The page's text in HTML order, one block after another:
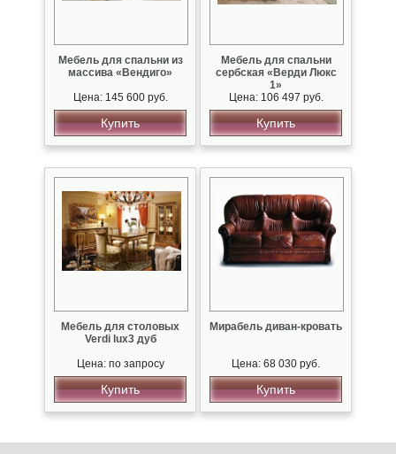
Мебель для спальни из
массива «Вендиго»
Цена: 145 600 руб.
Купить
Мебель для спальни
сербская «Верди Люкс
1»
Цена: 106 497 руб.
Купить
Мебель для столовых
Verdi lux3 дуб
Цена: по запросу
Купить
Мирабель диван-кровать
Цена: 68 030 руб.
Купить